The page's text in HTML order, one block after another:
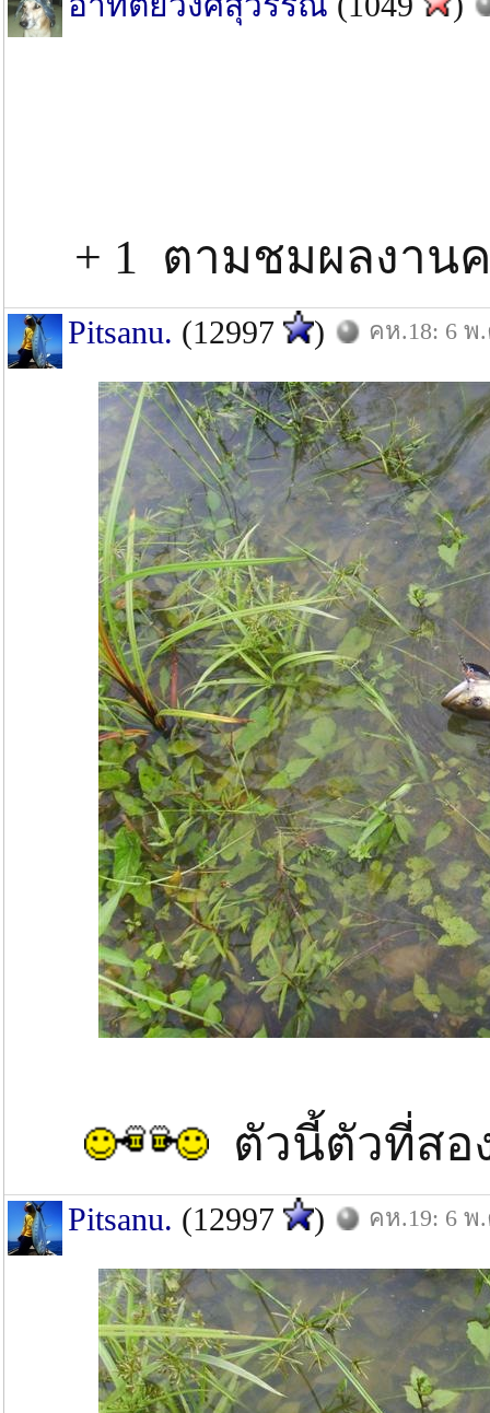
+ 1 ตามชมผลงาน
Pitsanu. (12997 ) คห.18: 6 พ
ตัวนี้ตัวที่ส
Pitsanu. (12997 ) คห.19: 6 พ